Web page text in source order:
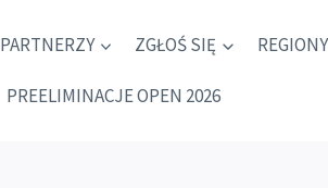
PARTNERZY ZGŁOŚ SIĘ REGIONY
PREELIMINACJE OPEN 2026